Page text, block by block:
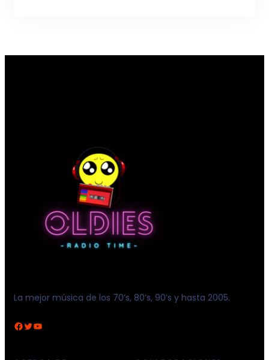
La mejor música de los 70’s, 80’s, 90’s y hasta 2005.
Facebook Twitter YouTube